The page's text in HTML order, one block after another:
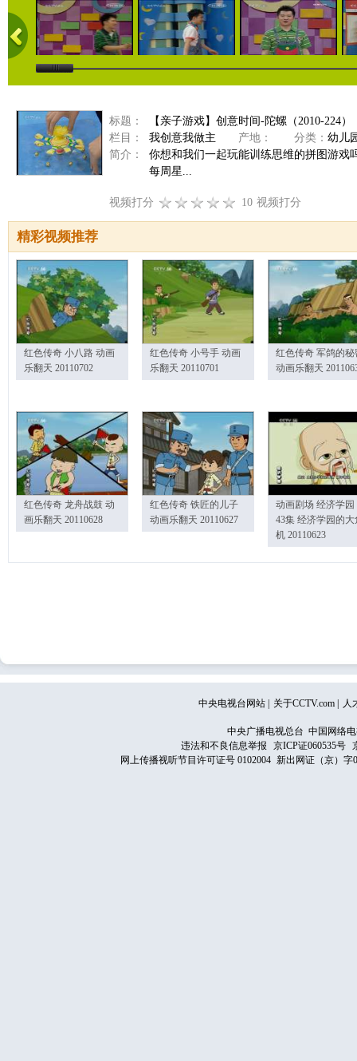
标题：
【亲子游戏】创意时间-陀螺（2010-224）
栏目：
我创意我做主 产地： 分类： 幼儿
简介：
你想和我们一起玩能训练思维的拼图游戏
每周星...
视频打分 10 视频打分
精彩视频推荐
红色传奇 小八路 动画
乐翻天 20110702
红色传奇 小号手 动画
乐翻天 20110701
红色传奇 军鸽的秘
动画乐翻天
红色传奇 龙舟战鼓 动
画乐翻天 20110628
红色传奇 铁匠的儿子
动画乐翻天 20110627
动画剧场 经济学园
43集 经济学园的大
机 20110623
中央电视台网站 关于CCTV.com 人
中央广播电视总台 中国网络
违法和不良信息举报
京ICP证060535号
网上传播视听节目许可证号 0102004 新出网证（京）